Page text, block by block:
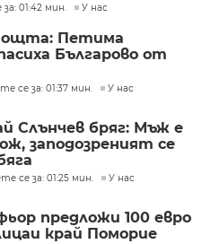
01:42 мин. У нас
Петима
Българово от
се за: 01:37 мин. У нас
Слънчев бряг: Мъж е
заподозреният се
се за: 01:25 мин. У нас
предложи 100 евро
край Поморие